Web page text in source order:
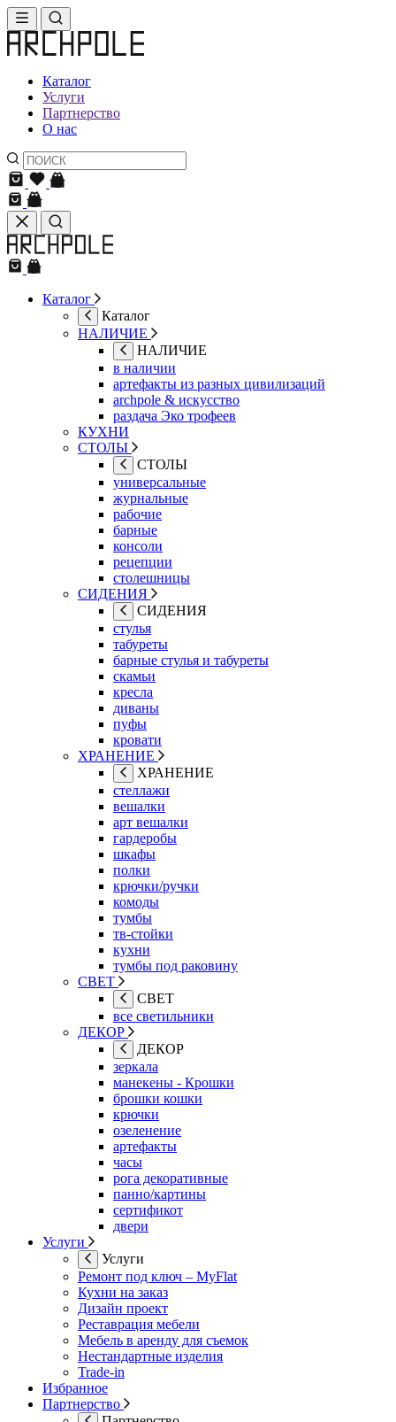
Каталог
Услуги
Партнерство
О нас
Каталог
Каталог
НАЛИЧИЕ
НАЛИЧИЕ
в наличии
артефакты из разных цивилизаций
archpole & искусство
раздача Эко трофеев
КУХНИ
СТОЛЫ
СТОЛЫ
универсальные
журнальные
рабочие
барные
консоли
рецепции
столешницы
СИДЕНИЯ
СИДЕНИЯ
стулья
табуреты
барные стулья и табуреты
скамьи
кресла
диваны
пуфы
кровати
ХРАНЕНИЕ
ХРАНЕНИЕ
стеллажи
вешалки
арт вешалки
гардеробы
шкафы
полки
крючки/ручки
комоды
тумбы
тв-стойки
кухни
тумбы под раковину
СВЕТ
СВЕТ
все светильники
ДЕКОР
ДЕКОР
зеркала
манекены - Крошки
брошки кошки
крючки
озеленение
артефакты
часы
рога декоративные
панно/картины
сертификот
двери
Услуги
Услуги
Ремонт под ключ – MyFlat
Кухни на заказ
Дизайн проект
Реставрация мебели
Мебель в аренду для съемок
Нестандартные изделия
Trade-in
Избранное
Партнерство